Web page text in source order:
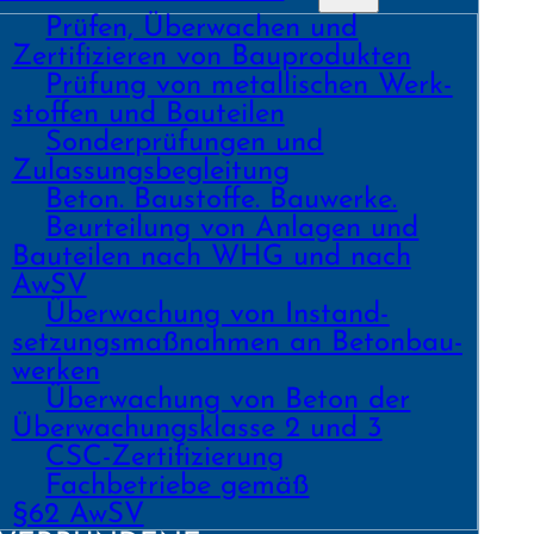
Prüfen, Überwachen und
Zertifizieren von Bauprodukten
Prüfung von metallischen Werk­
stoffen und Bau­teilen
Sonder­prüfungen und
Zulassungs­begleitung
Beton. Bau­stoffe. Bau­werke.
Beurtei­lung von Anlagen und
Bau­teilen nach WHG und nach
AwSV
Über­wachung von Instand­
setzungs­maß­nahmen an Beton­bau­
werken
Über­wachung von Beton der
Über­wachungs­klasse 2 und 3
CSC-Zertifizierung
Fach­­betriebe gemäß
§62 AwSV